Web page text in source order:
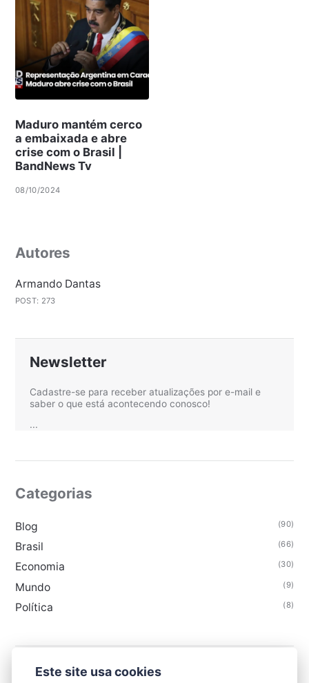
Maduro mantém cerco
a embaixada e abre
crise com o Brasil |
BandNews Tv
08/10/2024
Autores
Armando Dantas
POST: 273
Newsletter
Cadastre-se para receber atualizações por e-mail e
saber o que está acontecendo conosco!
...
Categorias
Blog (90)
Brasil (66)
Economia (30)
Mundo (9)
Política (8)
Este site usa cookies